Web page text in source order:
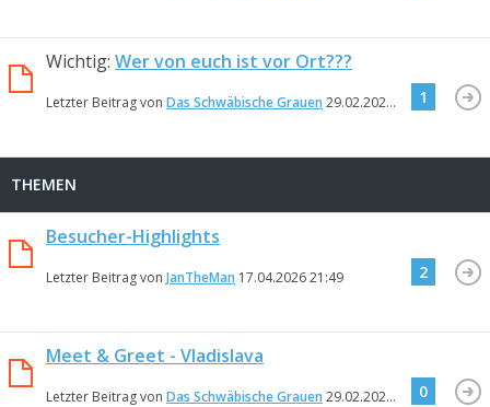
Wichtig: Wer von euch ist vor Ort???
Letzter Beitrag von Das Schwäbische Grauen 29.02.2024 18:10
1
THEMEN
Besucher-Highlights
Letzter Beitrag von JanTheMan 17.04.202621:49 2
Meet & Greet - Vladislava
Letzter Beitrag von Das Schwäbische Grauen 29.02.2024 18:20
0